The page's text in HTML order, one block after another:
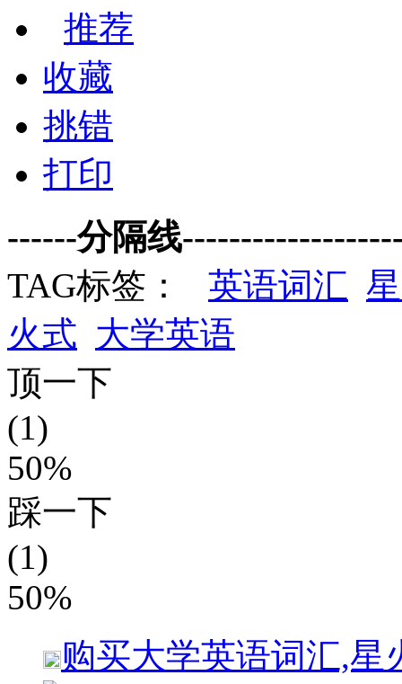
推荐
收藏
挑错
打印
------分隔线
TAG标签：
英语词汇
火式 大学英语
顶一下
(1)
50%
踩一下
(1)
50%
购买大学英语词汇,星